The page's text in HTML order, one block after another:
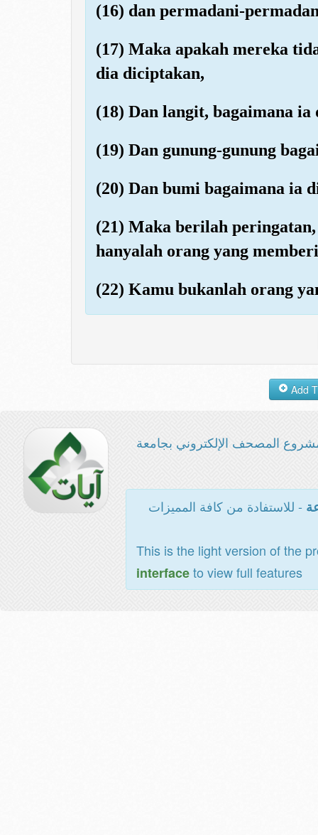
(16) dan permadani-
(17) Maka apakah mereka
dia diciptakan,
(18) Dan langit, bagaimana
(19) Dan gunung-gunung
(20) Dan bumi bagaimana ia
(21) Maka berilah
hanyalah orang yang
(22) Kamu bukanlah orang
المصحف الإلكتروني بجامعة
- للاستفادة من كافة المميزات
This is the light version of the
interfaceto view full features